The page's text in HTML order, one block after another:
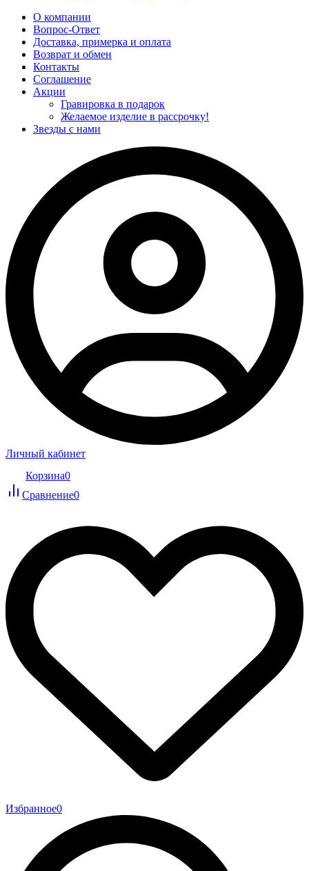
О компании
Вопрос-Ответ
Доставка, примерка и оплата
Возврат и обмен
Контакты
Соглашение
Акции
Гравировка в подарок
Желаемое изделие в рассрочку!
Звезды с нами
Личный кабинет
Корзина0
Сравнение0
Избранное0